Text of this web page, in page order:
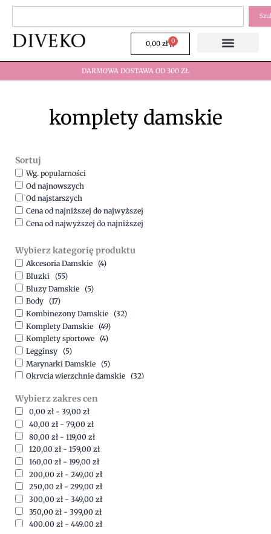
Przejdź
treści
0,00 zł 0
Wózek
DARMOWA DOSTAWA OD 300 ZŁ
komplety damskie
Sortuj
Wg. popularności
Od najnowszych
Od najstarszych
Cena od najniższej do najwyższej
Cena od najwyższej do najniższej
Wybierz kategorię produktu
Akcesoria Damskie (4)
Bluzki (55)
Bluzy Damskie (5)
Body (17)
Kombinezony Damskie (32)
Komplety Damskie (49)
Komplety sportowe (4)
Legginsy (5)
Marynarki Damskie (5)
Okrycia wierzchnie damskie (32)
Spodnie (15)
Sukienki (41)
Swetry Damskie (19)
Szorty (7)
Wybierz zakres cen
0,00 zł - 39,00 zł
40,00 zł - 79,00 zł
80,00 zł - 119,00 zł
120,00 zł - 159,00 zł
160,00 zł - 199,00 zł
200,00 zł - 249,00 zł
250,00 zł - 299,00 zł
300,00 zł - 349,00 zł
350,00 zł - 399,00 zł
400,00 zł - 449,00 zł